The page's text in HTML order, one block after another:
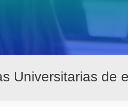
Universitarias de